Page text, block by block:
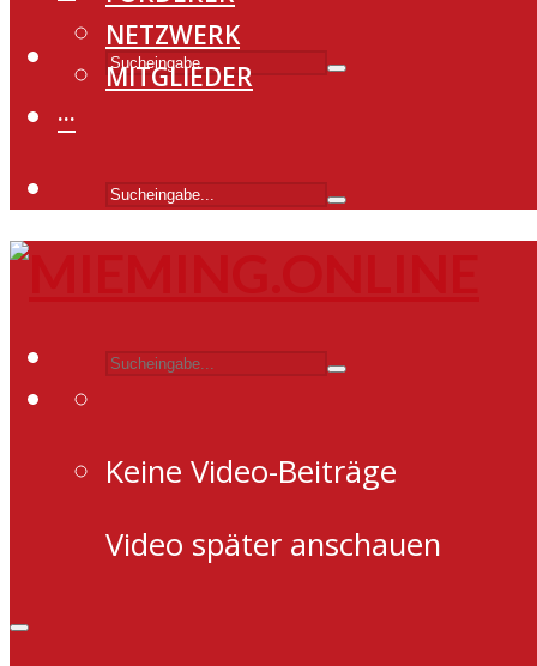
NETZWERK
MITGLIEDER
···
Keine Video-Beiträge
Video später anschauen